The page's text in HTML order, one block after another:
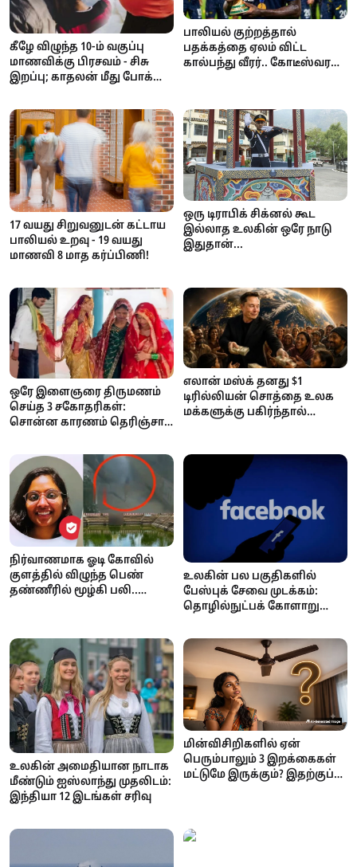
கீழே விழுந்த 10-ம் வகுப்பு
மாணவிக்கு பிரசவம் - சிசு
இறப்பு; காதலன் மீது போக்சோ
பாலியல் குற்றத்தால்
பதக்கத்தை ஏலம் விட்ட
கால்பந்து வீரர்.. கோடீஸ்வரன்
17 வயது சிறுவனுடன் கட்டாய
பாலியல் உறவு - 19 வயது
மாணவி 8 மாத கர்ப்பிணி!
ஒரு டிராபிக் சிக்னல் கூட
இல்லாத உலகின் ஒரே நாடு
இதுதான்...
ஒரே இளைஞரை திருமணம்
செய்த 3 சகோதரிகள்:
சொன்ன காரணம் தெரிஞ்சா
எலான் மஸ்க் தனது $1
டிரில்லியன் சொத்தை உலக
மக்களுக்கு பகிர்ந்தால்
வைக்கும் கணக்குகள்!
நிர்வாணமாக ஓடி கோவில்
குளத்தில் விழுந்த பெண்
தண்ணீரில் மூழ்கி பலி..
உலகின் பல பகுதிகளில்
பேஸ்புக் சேவை முடக்கம்:
தொழில்நுட்பக் கோளாறு
அதிகாரப்பூர்வ தகவல்!
உலகின் அமைதியான நாடாக
மீண்டும் ஐஸ்லாந்து முதலிடம்:
இந்தியா 12 இடங்கள் சரிவு
மின்விசிறிகளில் ஏன்
பெரும்பாலும் 3 இறக்கைகள்
மட்டுமே இருக்கும்? இதற்குப்